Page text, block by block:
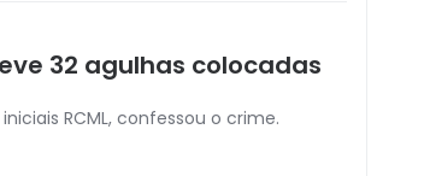
32 agulhas colocadas
RCML, confessou o crime.